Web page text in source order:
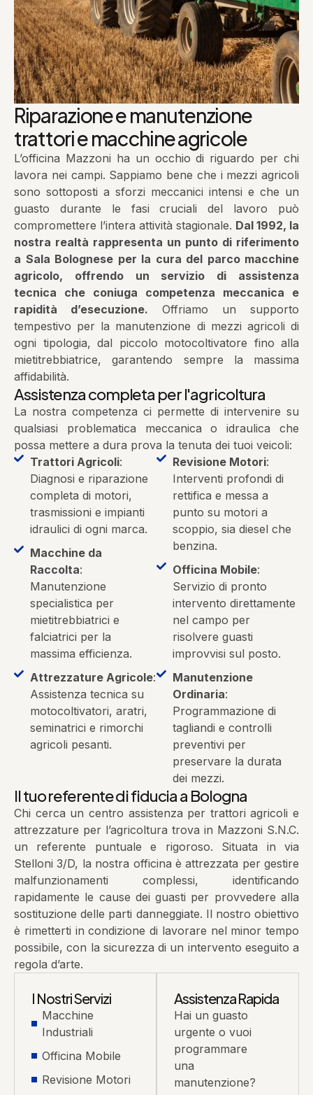
Riparazione e manutenzione
trattori e macchine agricole
L’officina Mazzoni ha un occhio di riguardo per chi
lavora nei campi. Sappiamo bene che i mezzi agricoli
sono sottoposti a sforzi meccanici intensi e che un
guasto durante le fasi cruciali del lavoro può
compromettere l’intera attività stagionale. Dal 1992, la
nostra realtà rappresenta un punto di riferimento
a Sala Bolognese per la cura del parco macchine
agricolo, offrendo un servizio di assistenza
tecnica che coniuga competenza meccanica e
rapidità d’esecuzione. Offriamo un supporto
tempestivo per la manutenzione di mezzi agricoli di
ogni tipologia, dal piccolo motocoltivatore fino alla
mietitrebbiatrice, garantendo sempre la massima
affidabilità.
Assistenza completa per l'agricoltura
La nostra competenza ci permette di intervenire su
qualsiasi problematica meccanica o idraulica che
possa mettere a dura prova la tenuta dei tuoi veicoli:
Trattori Agricoli:
Diagnosi e riparazione
completa di motori,
trasmissioni e impianti
idraulici di ogni marca.
Macchine da
Raccolta:
Manutenzione
specialistica per
mietitrebbiatrici e
falciatrici per la
massima efficienza.
Attrezzature Agricole:
Assistenza tecnica su
motocoltivatori, aratri,
seminatrici e rimorchi
agricoli pesanti.
Revisione Motori:
Interventi profondi di
rettifica e messa a
punto su motori a
scoppio, sia diesel che
benzina.
Officina Mobile:
Servizio di pronto
intervento direttamente
nel campo per
risolvere guasti
improvvisi sul posto.
Manutenzione
Ordinaria:
Programmazione di
tagliandi e controlli
preventivi per
preservare la durata
dei mezzi.
Il tuo referente di fiducia a Bologna
Chi cerca un centro assistenza per trattori agricoli e
attrezzature per l’agricoltura trova in Mazzoni S.N.C.
un referente puntuale e rigoroso. Situata in via
Stelloni 3/D, la nostra officina è attrezzata per gestire
malfunzionamenti complessi, identificando
rapidamente le cause dei guasti per provvedere alla
sostituzione delle parti danneggiate. Il nostro obiettivo
è rimetterti in condizione di lavorare nel minor tempo
possibile, con la sicurezza di un intervento eseguito a
regola d’arte.
I Nostri Servizi
Macchine
Industriali
Officina Mobile
Revisione Motori
Assistenza Rapida
Hai un guasto
urgente o vuoi
programmare
una
manutenzione?